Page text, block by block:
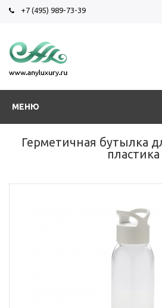
+7 (495) 989-73-39
МЕНЮ
Герметичная бутылка
пластика